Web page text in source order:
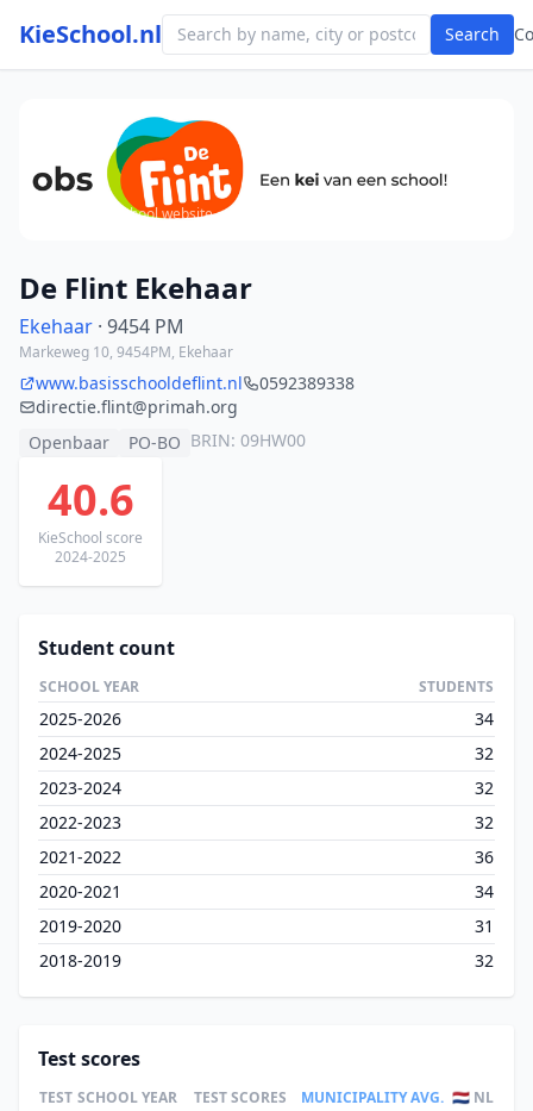
KieSchool.nl Search
Photo from school website
De Flint Ekehaar
Ekehaar · 9454 PM
Markeweg 10, 9454PM, Ekehaar
www.basisschooldeflint.nl
0592389338
directie.flint@primah.org
Openbaar
PO-BO BRIN: 09HW00
40.6
KieSchool score
2024-2025
Student count
SCHOOL YEAR STUDENTS
2025-2026
34
2024-2025
32
2023-2024
32
2022-2023
32
2021-2022
36
2020-2021
34
2019-2020
31
2018-2019
32
Test scores
TEST SCHOOL YEAR TEST SCORES MUNICIPALITY AVG. 🇳🇱 NL